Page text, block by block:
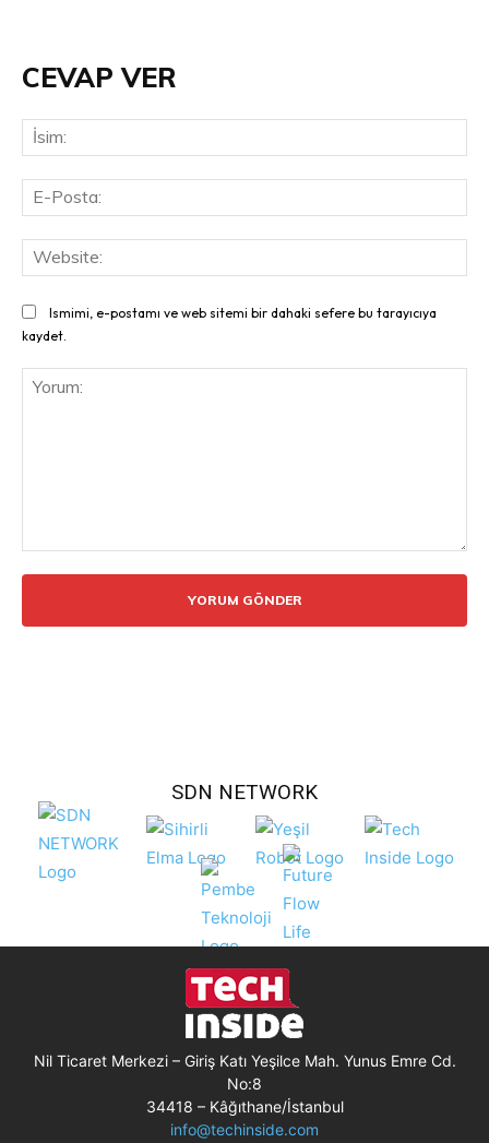
CEVAP VER
Ismimi, e-postamı ve web sitemi bir dahaki sefere bu tarayıcıya
kaydet.
SDN NETWORK
Nil Ticaret Merkezi – Giriş Katı Yeşilce Mah. Yunus Emre Cd.
No:8
34418 – Kâğıthane/İstanbul
info@techinside.com